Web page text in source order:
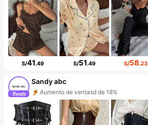
S/41.49 S/51.49 S/58.23
Sandy abc
Aumento de ventasd de 18%
Incremento de seguidores de 838%